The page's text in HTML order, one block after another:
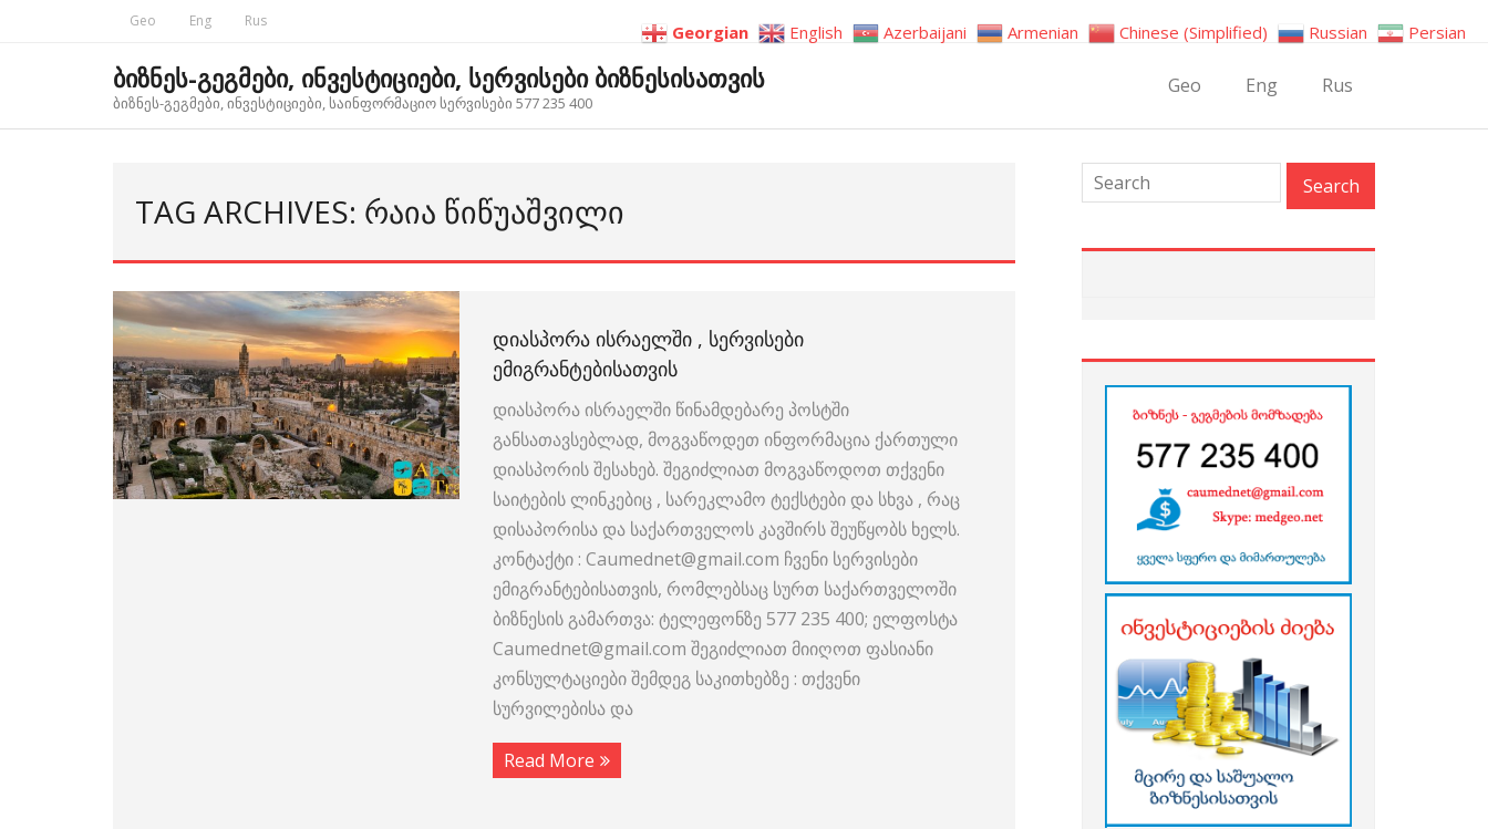
Geo Eng Rus
ბიზნეს-გეგმები, ინვესტიციები, სერვისები ბიზნესისათვის
ბიზნეს-გეგმები, ინვესტიციები, საინფორმაციო სერვისები 577 235 400
Geo Eng Rus
TAG ARCHIVES: ᲠᲐᲘᲐ ᲬᲘᲬᲣᲐᲨᲕᲘᲚᲘ
ᲓᲘᲐᲡᲞᲝᲠᲐ ᲘᲡᲠᲐᲔᲚᲨᲘ , ᲡᲔᲠᲕᲘᲡᲔᲑᲘ
ᲔᲛᲘᲒᲠᲐᲜᲢᲔᲑᲘᲡᲐᲗᲕᲘᲡ
დიასპორა ისრაელში წინამდებარე პოსტში
განსათავსებლად, მოგვაწოდეთ ინფორმაცია ქართული
დიასპორის შესახებ. შეგიძლიათ მოგვაწოდოთ თქვენი
საიტების ლინკებიც , სარეკლამო ტექსტები და სხვა , რაც
დისაპორისა და საქართველოს კავშირს შეუწყობს ხელს.
კონტაქტი : Caumednet@gmail.com ჩვენი სერვისები
ემიგრანტებისათვის, რომლებსაც სურთ საქართველოში
ბიზნესის გამართვა: ტელეფონზე 577 235 400; ელფოსტა
Caumednet@gmail.com შეგიძლიათ მიიღოთ ფასიანი
კონსულტაციები შემდეგ საკითხებზე : თქვენი
სურვილებისა და
Read More
Georgian English Azerbaijani Armenian Chinese (Simplified) Russian Persian